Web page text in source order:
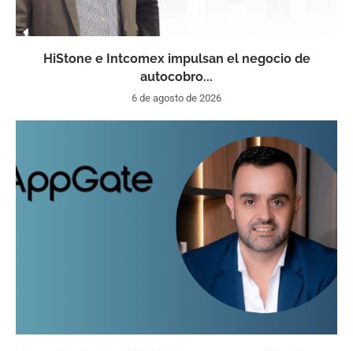
HiStone e Intcomex impulsan el negocio de
autocobro...
6 de agosto de 2026